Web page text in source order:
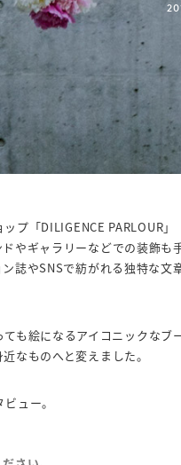
プ「DILIGENCE PARLOUR
やギャラリーなどでの装飾も
誌やSNSで紡がれる独特な文
も絵になるアイコニックなブ
なものへと変えました。
ュー。